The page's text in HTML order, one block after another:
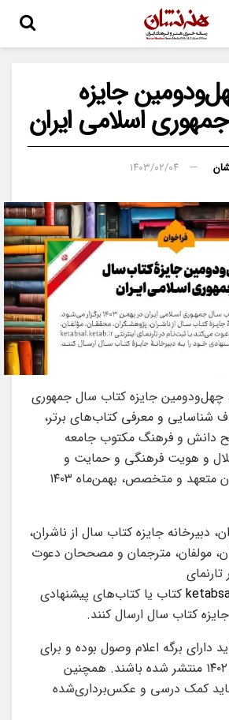
جایزه
اسلامی ایران
۱۴۰۳/۰۲/۰۴
چهل‌ودومین جایزه کتاب سال جمهوری
شناسایی و معرفی کتاب‌های برتر،
دانش و فرهنگ مکتوب جامعه
و هویت فرهنگی و حمایت و
تشویق پدیدآورندگان متعهد و متخصص، بهمن‌ماه ۱۴۰۳
دبیرخانه جایزه کتاب سال از ناشران،
مولفان، مترجمان و مصححان دعوت
کتاب یا کتاب‌های پیشنهادی
کتاب سال ارسال کنند.
دارای برگه اعلام وصول بوده و برای
نخستین‌بار در سال ۱۴۰۲ منتشر شده باشند. همچنین
کمک درسی و عکس‌برداری‌شده